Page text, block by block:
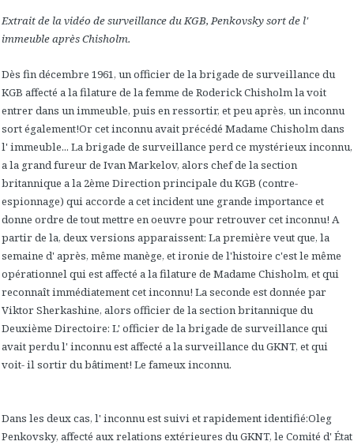
Extrait de la vidéo de surveillance du KGB, Penkovsky sort de l'
immeuble après Chisholm.
Dès fin décembre 1961, un officier de la brigade de surveillance du
KGB affecté a la filature de la femme de Roderick Chisholm la voit
entrer dans un immeuble, puis en ressortir, et peu après, un inconnu
sort également!Or cet inconnu avait précédé Madame Chisholm dans
l' immeuble... La brigade de surveillance perd ce mystérieux inconnu,
a la grand fureur de Ivan Markelov, alors chef de la section
britannique a la 2ème Direction principale du KGB (contre-
espionnage) qui accorde a cet incident une grande importance et
donne ordre de tout mettre en oeuvre pour retrouver cet inconnu! A
partir de la, deux versions apparaissent: La première veut que, la
semaine d' après, même manège, et ironie de l'histoire c'est le même
opérationnel qui est affecté a la filature de Madame Chisholm, et qui
reconnaît immédiatement cet inconnu! La seconde est donnée par
Viktor Sherkashine, alors officier de la section britannique du
Deuxième Directoire: L' officier de la brigade de surveillance qui
avait perdu l' inconnu est affecté a la surveillance du GKNT, et qui
voit- il sortir du bâtiment! Le fameux inconnu.
Dans les deux cas, l' inconnu est suivi et rapidement identifié:Oleg
Penkovsky, affecté aux relations extérieures du GKNT, le Comité d' État